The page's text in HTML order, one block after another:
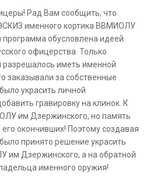
Рад Вам сообщить, что
именного кортика ВВМИОЛУ
обусловлена идеей
офицерства. Только
иметь именной
заказывали за собственные
украсить личной
гравировку на клинок. К
им Дзержинского, но память
окончивших! Поэтому создавая
принято решение украсить
им Дзержинского, а на обратной
именного оружия!